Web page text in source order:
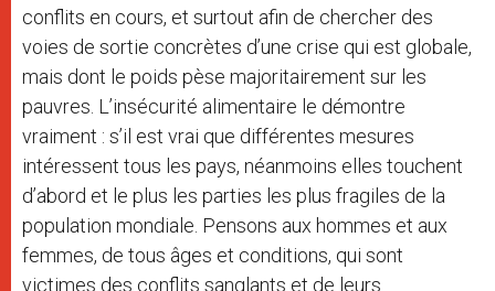
conflits en cours, et surtout afin de chercher des
voies de sortie concrètes d’une crise qui est globale,
mais dont le poids pèse majoritairement sur les
pauvres. L’insécurité alimentaire le démontre
vraiment : s’il est vrai que différentes mesures
intéressent tous les pays, néanmoins elles touchent
d’abord et le plus les parties les plus fragiles de la
population mondiale. Pensons aux hommes et aux
femmes, de tous âges et conditions, qui sont
victimes des conflits sanglants et de leurs